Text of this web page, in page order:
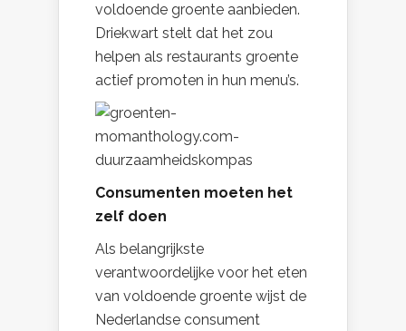
voldoende groente aanbieden.
Driekwart stelt dat het zou
helpen als restaurants groente
actief promoten in hun menu’s.
Consumenten moeten het
zelf doen
Als belangrijkste
verantwoordelijke voor het eten
van voldoende groente wijst de
Nederlandse consument